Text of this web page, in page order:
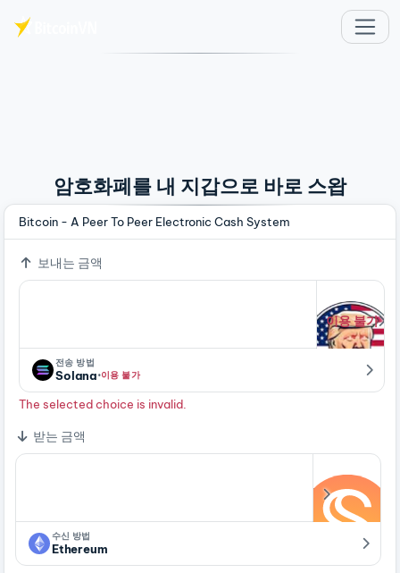
암호화폐를 내 지갑으로 바로 스왑
Bitcoin - A Peer To Peer Electronic Cash System
보내는 금액
이용 불가
전송 방법
Solana·이용 불가
The selected choice is invalid.
받는 금액
수신 방법
Ethereum